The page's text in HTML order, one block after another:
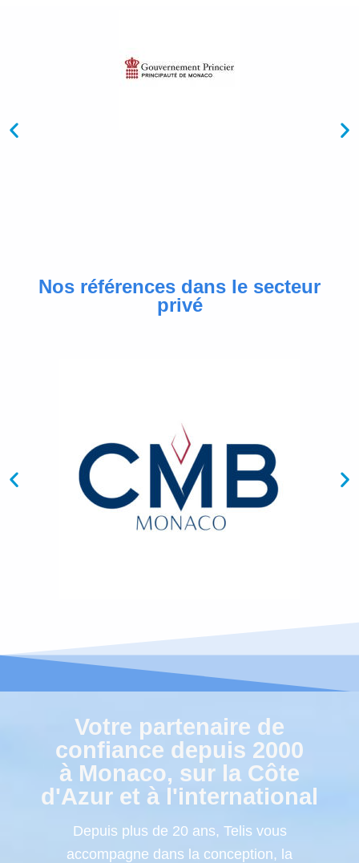
Nos références dans le secteur
privé
Votre partenaire de
confiance depuis 2000
à Monaco, sur la Côte
d'Azur et à l'international
Depuis plus de 20 ans, Telis vous
accompagne dans la conception, la